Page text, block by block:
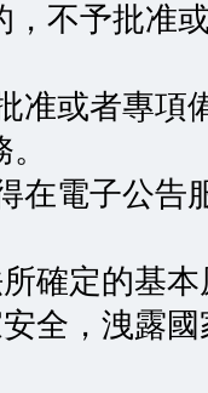
，不予批准
准或者專項
在電子公告
定的基本
，洩露國